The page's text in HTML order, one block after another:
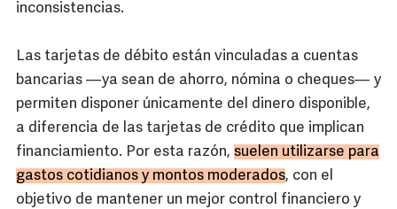
inconsistencias.
Las tarjetas de débito están vinculadas a cuentas
bancarias —ya sean de ahorro, nómina o cheques— y
permiten disponer únicamente del dinero disponible,
a diferencia de las tarjetas de crédito que implican
financiamiento. Por esta razón, suelen utilizarse para
gastos cotidianos y montos moderados, con el
objetivo de mantener un mejor control financiero y